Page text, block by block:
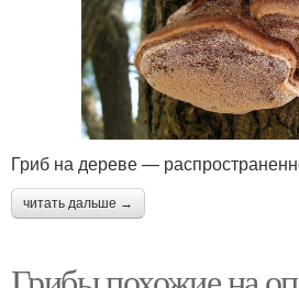
Гриб на дереве —
читать дальше →